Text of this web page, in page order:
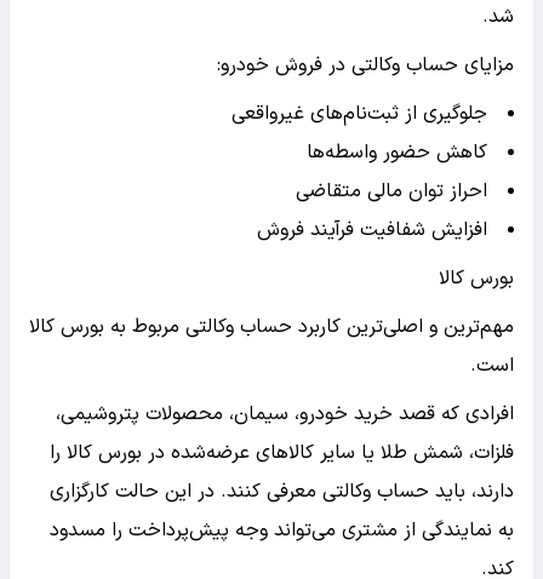
شد.
مزایای حساب وکالتی در فروش خودرو:
جلوگیری از ثبت‌نام‌های غیرواقعی
کاهش حضور واسطه‌ها
احراز توان مالی متقاضی
افزایش شفافیت فرآیند فروش
بورس کالا
مهم‌ترین و اصلی‌ترین کاربرد حساب وکالتی مربوط به بورس کالا
است.
افرادی که قصد خرید خودرو، سیمان، محصولات پتروشیمی،
فلزات، شمش طلا یا سایر کالاهای عرضه‌شده در بورس کالا را
دارند، باید حساب وکالتی معرفی کنند. در این حالت کارگزاری
به نمایندگی از مشتری می‌تواند وجه پیش‌پرداخت را مسدود
کند.